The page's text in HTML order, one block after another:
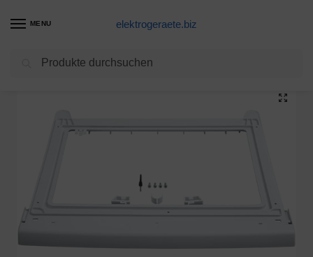
MENU elektrogeraete.biz
Wäschetrockner Produkte / Bosch WTZ20410 Groß Verbindungssatz Rahmen T24